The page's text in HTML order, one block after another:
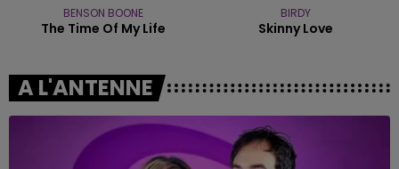
BENSON BOONE
The Time Of My Life
BIRDY
Skinny Love
A L'ANTENNE